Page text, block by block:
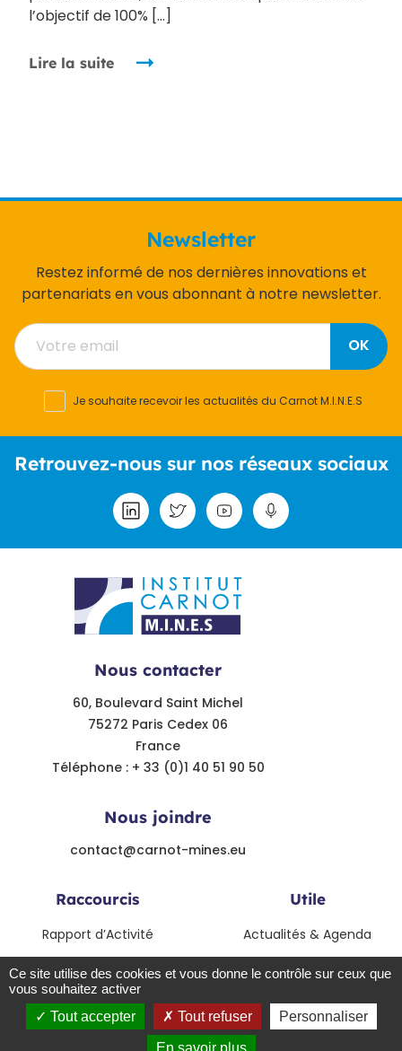
l’objectif de 100% […]
Lire la suite
Newsletter
Restez informé de nos dernières innovations et
partenariats en vous abonnant à notre newsletter.
OK
Je souhaite recevoir les actualités du Carnot M.I.N.E.S
Retrouvez-nous sur nos réseaux sociaux
Nous joindre
contact@carnot-mines.eu
Nous contacter
60, Boulevard Saint Michel
75272 Paris Cedex 06
France
Téléphone : + 33 (0)1 40 51 90 50
Raccourcis
Rapport d’Activité
Modalités de collaboration
Le label Carnot
Utile
Actualités & Agenda
Contact
© Institut Carnot Mines - 2021 - Tout droits réservés - Crédits
Ce site utilise des cookies et vous donne le contrôle sur ceux que
vous souhaitez activer
Tout accepter
Tout refuser Personnaliser
En savoir plus